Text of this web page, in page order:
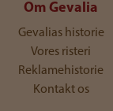
Om Gevalia
Gevalias historie
Vores risteri
Reklamehistorie
Kontakt os